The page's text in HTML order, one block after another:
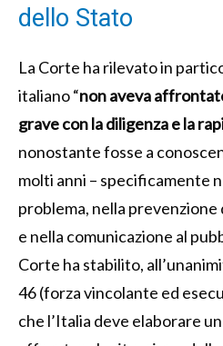
dello Stato
La Corte ha rilevato in
italiano “non aveva
grave con la diligenza e la
nonostante fosse a
molti anni – specificamente
problema, nella
e nella comunicazione al
Corte ha stabilito,
46 (forza vincolante ed
che l’Italia deve elaborare